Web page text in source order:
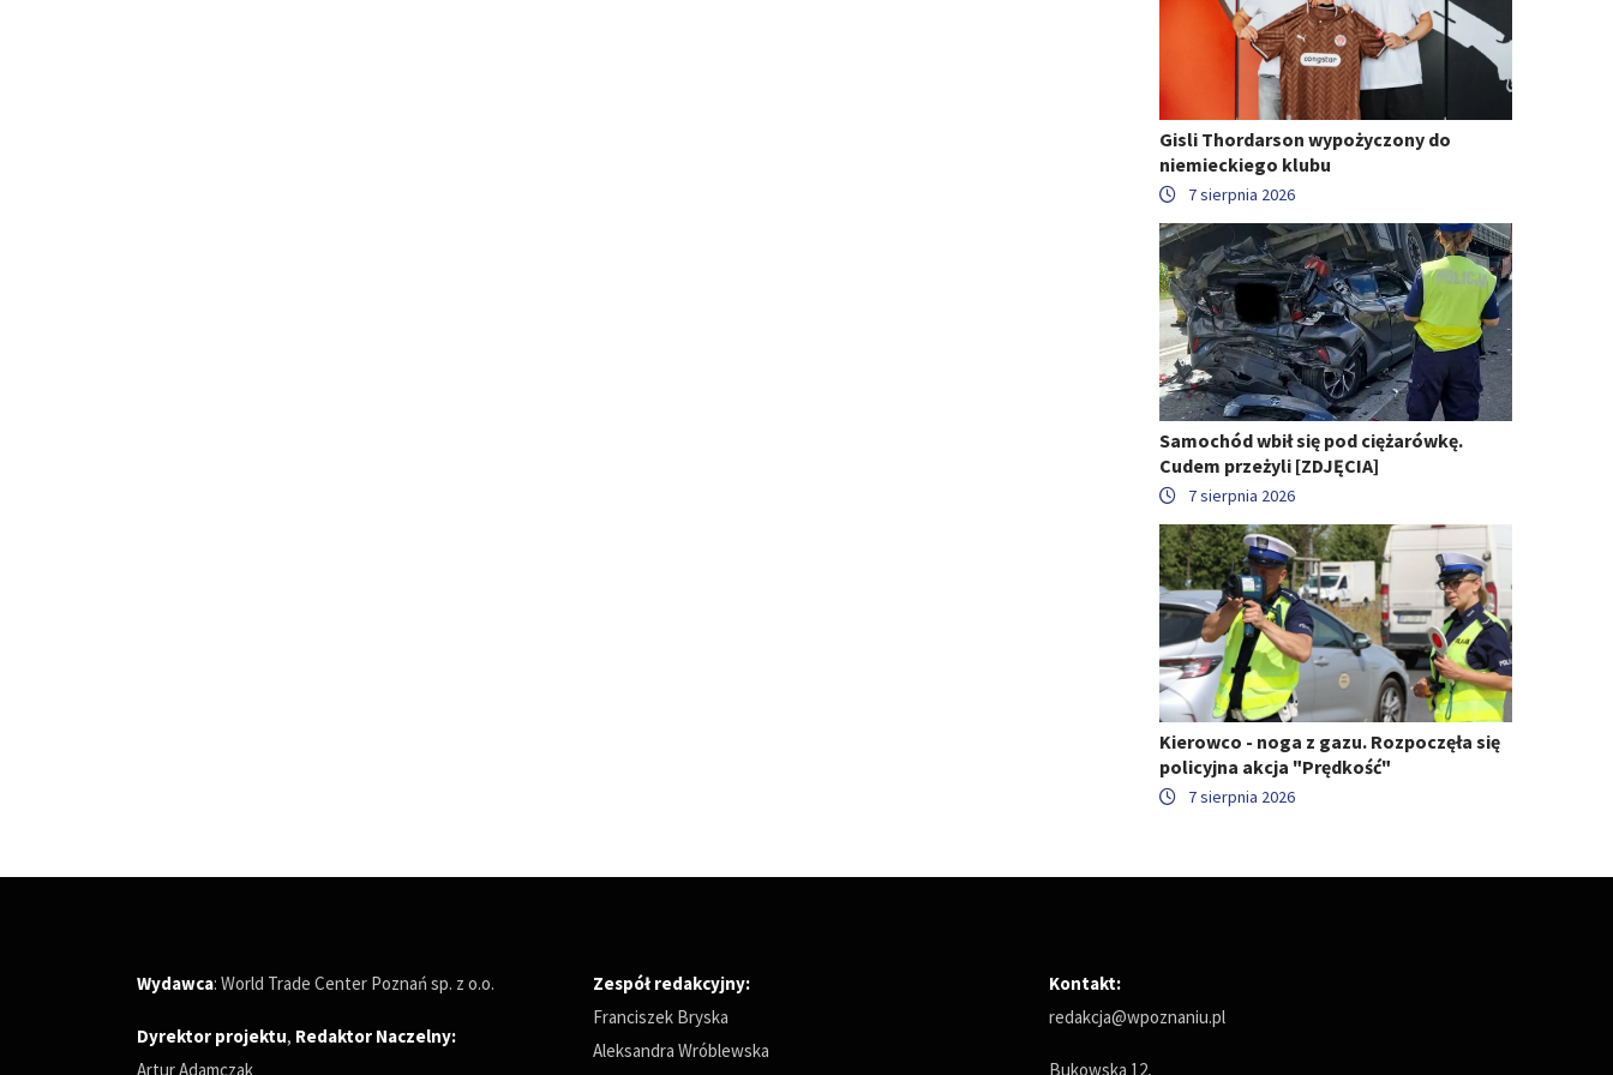
Gisli Thordarson wypożyczony do
niemieckiego klubu
7 sierpnia 2026
Samochód wbił się pod ciężarówkę.
Cudem przeżyli [ZDJĘCIA]
7 sierpnia 2026
Kierowco - noga z gazu. Rozpoczęła się
policyjna akcja "Prędkość"
7 sierpnia 2026
Wydawca: World Trade Center Poznań sp. z o.o.
Dyrektor projektu, Redaktor Naczelny:
Artur Adamczak
Zespół redakcyjny:
Franciszek Bryska
Aleksandra Wróblewska
Kontakt:
redakcja@wpoznaniu.pl
Bukowska 12,